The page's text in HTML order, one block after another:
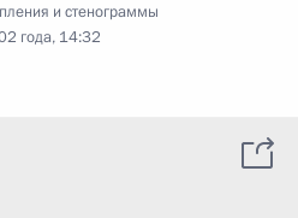
и стенограммы
года, 14:32